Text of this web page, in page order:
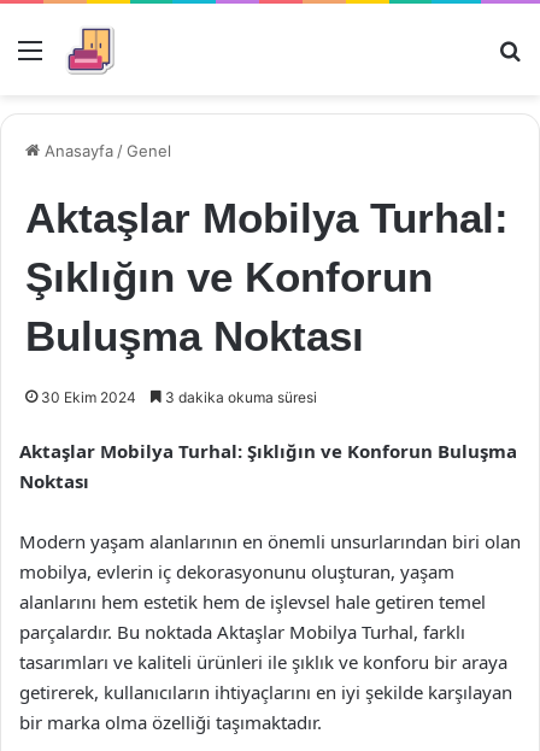
Menü
Anasayfa /Genel
Aktaşlar Mobilya Turhal:
Şıklığın ve Konforun
Buluşma Noktası
30 Ekim 2024 3 dakika okuma süresi
Aktaşlar Mobilya Turhal: Şıklığın ve Konforun Buluşma
Noktası
Modern yaşam alanlarının en önemli unsurlarından biri olan
mobilya, evlerin iç dekorasyonunu oluşturan, yaşam
alanlarını hem estetik hem de işlevsel hale getiren temel
parçalardır. Bu noktada Aktaşlar Mobilya Turhal, farklı
tasarımları ve kaliteli ürünleri ile şıklık ve konforu bir araya
getirerek, kullanıcıların ihtiyaçlarını en iyi şekilde karşılayan
bir marka olma özelliği taşımaktadır.